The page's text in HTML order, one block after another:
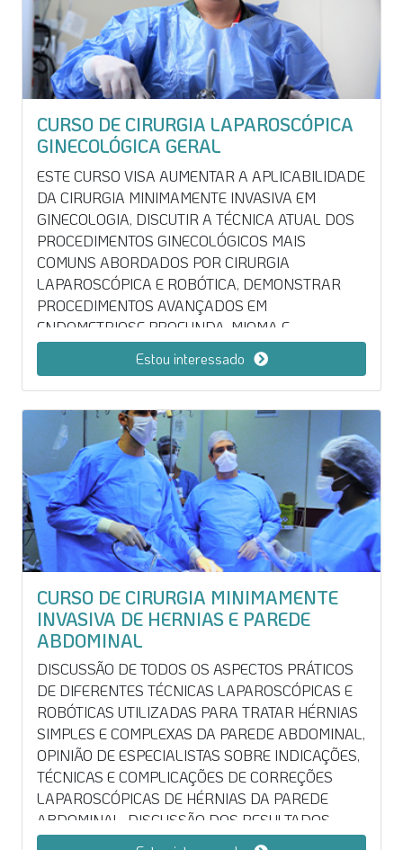
CURSO DE CIRURGIA LAPAROSCÓPICA
GINECOLÓGICA GERAL
ESTE CURSO VISA AUMENTAR A APLICABILIDADE
DA CIRURGIA MINIMAMENTE INVASIVA EM
GINECOLOGIA, DISCUTIR A TÉCNICA ATUAL DOS
PROCEDIMENTOS GINECOLÓGICOS MAIS
COMUNS ABORDADOS POR CIRURGIA
LAPAROSCÓPICA E ROBÓTICA, DEMONSTRAR
PROCEDIMENTOS AVANÇADOS EM
ENDOMETRIOSE PROFUNDA, MIOMA E
ONCOLOGIA. COM SESSÕES PRÁTICAS, TEÓRICAS
E CIRURGIAS AO VIVO. CURSO COM VALOR
PROMOCIONAL. DESCONTOS OFERECIDOS PARA
PARCEIROS, SOCIEDADES E EX-ALUNOS NÃO SÃO
APLICÁVEIS.
Estou interessado
CURSO DE CIRURGIA MINIMAMENTE
INVASIVA DE HERNIAS E PAREDE
ABDOMINAL
DISCUSSÃO DE TODOS OS ASPECTOS PRÁTICOS
DE DIFERENTES TÉCNICAS LAPAROSCÓPICAS E
ROBÓTICAS UTILIZADAS PARA TRATAR HÉRNIAS
SIMPLES E COMPLEXAS DA PAREDE ABDOMINAL,
OPINIÃO DE ESPECIALISTAS SOBRE INDICAÇÕES,
TÉCNICAS E COMPLICAÇÕES DE CORREÇÕES
LAPAROSCÓPICAS DE HÉRNIAS DA PAREDE
ABDOMINAL, DISCUSSÃO DOS RESULTADOS
PÓS-OPERATÓRIOS E APLICAÇÕES PRÁTICAS EM